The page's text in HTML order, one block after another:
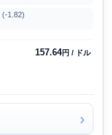
(-1.82)
157.64円 / ドル